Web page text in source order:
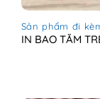
Sản phẩm đi
IN BAO TĂM